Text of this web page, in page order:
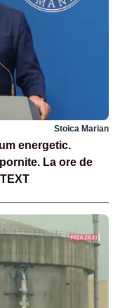
Stoica Marian
energetic.
La ore de